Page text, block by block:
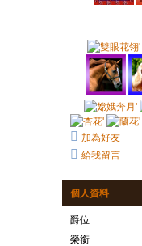
加為好友
給我留言
個人資料
爵位
榮銜